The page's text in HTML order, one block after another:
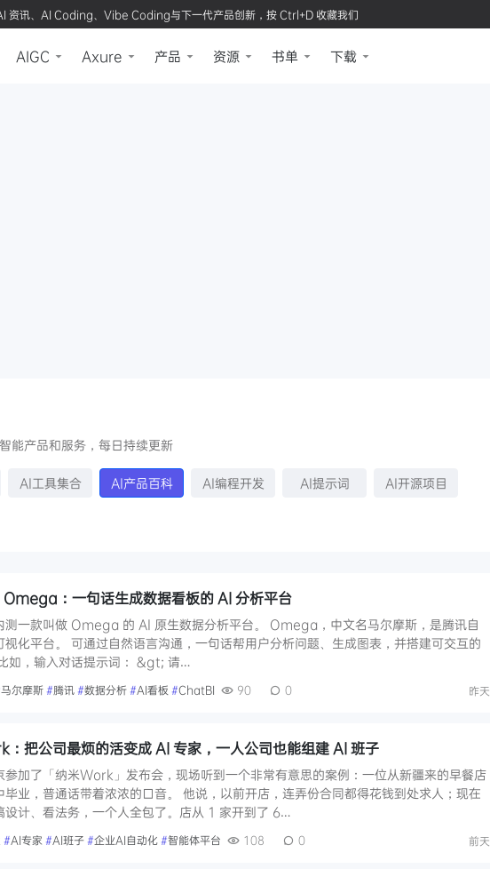
资讯、AI Coding、Vibe Coding与下一代产品创新，按 Ctrl+D 收藏我们
AIGC Axure 产品 资源 书单 下载
能产品和服务，每日持续更新
AI工具集合 AI产品百科 AI编程开发 AI提示词 AI开源项目
Omega：一句话生成数据看板的 AI 分析平台
测一款叫做 Omega 的 AI 原生数据分析平台。 Omega，中文名马尔摩斯，是腾讯自
视化平台。 可通过自然语言沟通，一句话帮用户分析问题、生成图表，并搭建可交互的
如，输入对话提示词： &gt; 请…
马尔摩斯#腾讯#数据分析#AI看板 #ChatBI 90 0 昨天
：把公司最烦的活变成 AI 专家，一人公司也能组建 AI 班子
参加了「纳米Work」发布会，现场听到一个非常有意思的案例：一位从新疆来的早餐店
毕业，普通话带着浓浓的口音。 他说，以前开店，连弄份合同都得花钱到处求人；现在
设计、看法务，一个人全包了。店从 1 家开到了 6…
#AI专家 #AI班子#企业AI自动化#智能体平台 108 0 前天